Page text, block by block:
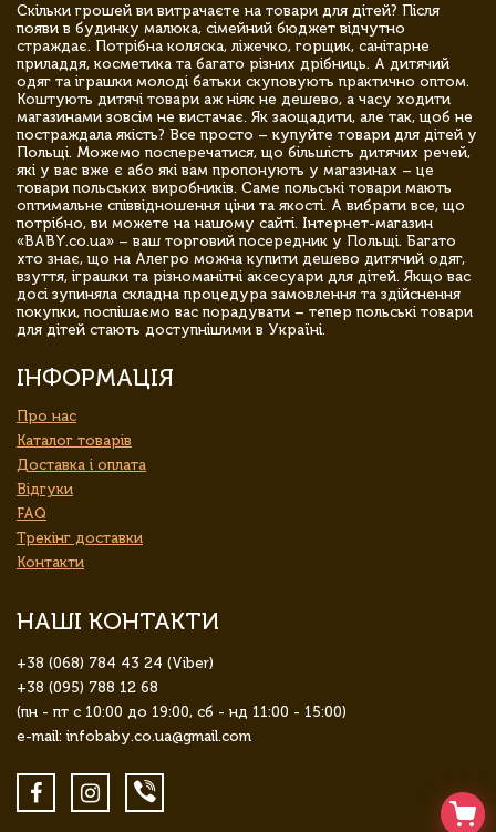
Скільки грошей ви витрачаєте на товари для дітей? Після
появи в будинку малюка, сімейний бюджет відчутно
страждає. Потрібна коляска, ліжечко, горщик, санітарне
приладдя, косметика та багато різних дрібниць. А дитячий
одяг та іграшки молоді батьки скуповують практично оптом.
Коштують дитячі товари аж ніяк не дешево, а часу ходити
магазинами зовсім не вистачає. Як заощадити, але так, щоб не
постраждала якість? Все просто – купуйте товари для дітей у
Польщі. Можемо посперечатися, що більшість дитячих речей,
які у вас вже є або які вам пропонують у магазинах – це
товари польських виробників. Саме польські товари мають
оптимальне співвідношення ціни та якості. А вибрати все, що
потрібно, ви можете на нашому сайті. Інтернет-магазин
«BABY.co.ua» – ваш торговий посередник у Польщі. Багато
хто знає, що на Алегро можна купити дешево дитячий одяг,
взуття, іграшки та різноманітні аксесуари для дітей. Якщо вас
досі зупиняла складна процедура замовлення та здійснення
покупки, поспішаємо вас порадувати – тепер польські товари
для дітей стають доступнішими в Україні.
ІНФОРМАЦІЯ
Про нас
Каталог товарів
Доставка і оплата
Відгуки
FAQ
Трекінг доставки
Контакти
НАШІ КОНТАКТИ
+38 (068) 784 43 24 (Viber)
+38 (095) 788 12 68
(пн - пт с 10:00 до 19:00, сб - нд 11:00 - 15:00)
e-mail: infobaby.co.ua@gmail.com